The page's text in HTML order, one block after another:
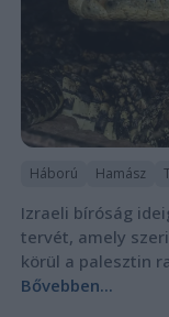
Háború Hamász
Izraeli bíróság
tervét, amely
körül a palesztin
Bővebben...